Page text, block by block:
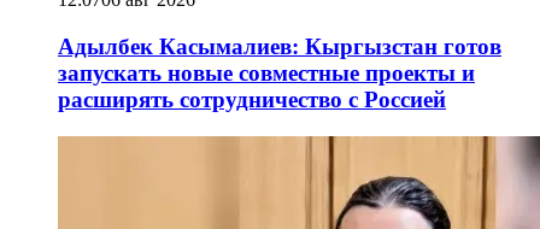
Адылбек Касымалиев: Кыргызстан готов
запускать новые совместные проекты и
расширять сотрудничество с Россией